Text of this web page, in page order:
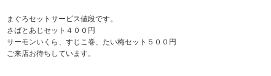
まぐろセットサービス値段です。
さばとあじセット４００円
サーモンいくら、すじこ巻、たい梅セット５００円
ご来店お待ちしています。